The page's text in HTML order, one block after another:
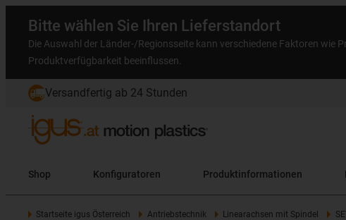
Bitte wählen Sie Ihren Lieferstandort
Die Auswahl der Länder-/Regionsseite kann verschiedene Faktoren wie
Produktverfügbarkeit beeinflussen.
Versandfertig ab 24 Stunden
Shop Konfiguratoren Produktinformationen
Startseite igus Österreich Antriebstechnik Linearachsen mit Spindel